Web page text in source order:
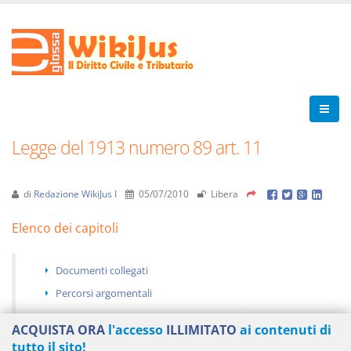
Legge del 1913 numero 89 art. 11
di Redazione WikiJus I 05/07/2010 Libera
Elenco dei capitoli
Documenti collegati
Percorsi argomentali
ACQUISTA ORA l'accesso ILLIMITATO ai contenuti di
tutto il sito!